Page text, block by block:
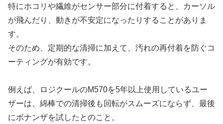
特にホコリや繊維がセンサー部分に付着すると、カーソル
が飛んだり、動きが不安定になったりすることがありま
す。
そのため、定期的な清掃に加えて、汚れの再付着を防ぐコ
ーティングが有効です。
例えば、ロジクールのM570を5年以上使用しているユー
ザーは、綿棒での清掃後も回転がスムーズにならず、最後
にボナンザを試したとのこと。